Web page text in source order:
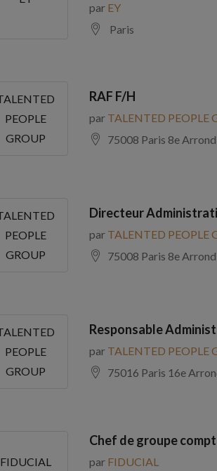
par EY
Paris
PEOPLE
GROUP
RAF F/H
par TALENTED PEOPLE
75008 Paris 8e
PEOPLE
GROUP
Directeur
par TALENTED PEOPLE
75008 Paris 8e
PEOPLE
GROUP
Responsable
par TALENTED PEOPLE
75016 Paris 16e
FIDUCIAL
Chef de groupe
par FIDUCIAL